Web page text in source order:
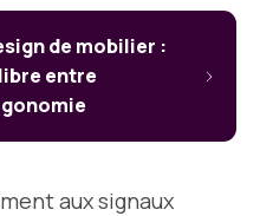
de mobilier :
entre
aux signaux